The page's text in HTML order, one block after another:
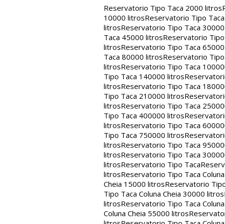
Reservatorio Tipo Taca 2000 litros
10000 litrosReservatorio Tipo
litrosReservatorio Tipo Taca
Taca 45000 litrosReservatorio
litrosReservatorio Tipo Taca
Taca 80000 litrosReservatorio
litrosReservatorio Tipo Taca
Tipo Taca 140000 litros
litrosReservatorio Tipo Taca
Tipo Taca 210000 litros
litrosReservatorio Tipo Taca
Tipo Taca 400000 litros
litrosReservatorio Tipo Taca
Tipo Taca 750000 litros
litrosReservatorio Tipo Taca
litrosReservatorio Tipo Taca
litrosReservatorio Tipo Taca
litrosReservatorio Tipo Taca
Cheia 15000 litrosReservatorio
Tipo Taca Coluna Cheia 30000 litros
litrosReservatorio Tipo Taca
Coluna Cheia 55000 litros